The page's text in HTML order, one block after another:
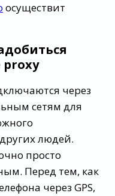
осуществит
через
сетям для
людей.
просто
Перед тем, как
через GPS,